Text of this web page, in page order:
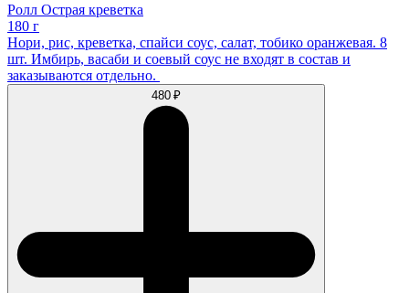
Ролл Острая креветка
180 г
Нори, рис, креветка, спайси соус, салат, тобико оранжевая. 8
шт. Имбирь, васаби и соевый соус не входят в состав и
заказываются отдельно.
480 ₽